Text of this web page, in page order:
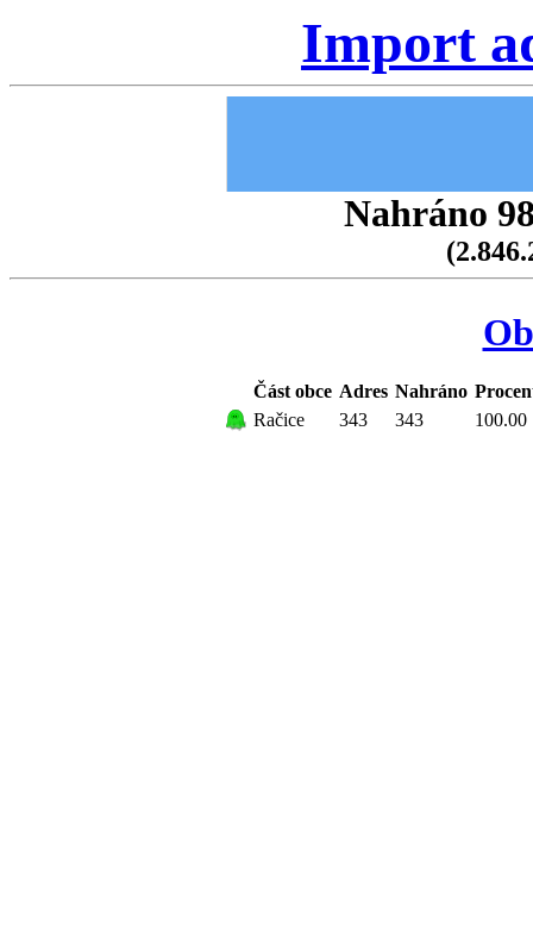
Import
Nahráno
Část obce Adres Nahráno
Račice
343 343 100.00